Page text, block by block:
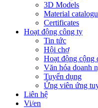
3D Models
Material
Certificates
Hoạt động công ty
Tin tức
Hội chợ
Hoạt động cộng
Văn hóa doanh
Tuyển dụng
Ứng viên ứng
Liên hệ
Vi/en